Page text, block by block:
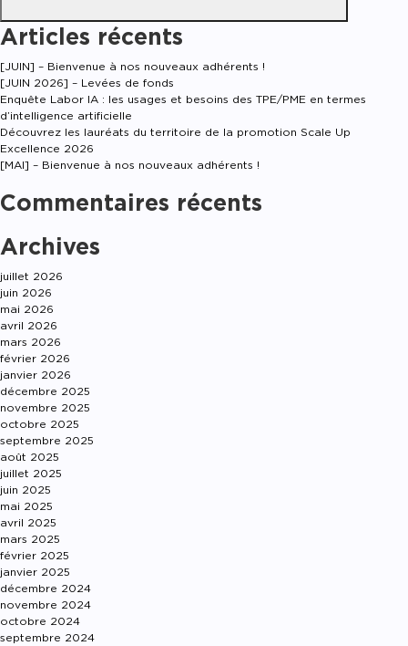
Articles récents
[JUIN] – Bienvenue à nos nouveaux adhérents !
[JUIN 2026] – Levées de fonds
Enquête Labor IA : les usages et besoins des TPE/PME en termes
d’intelligence artificielle
Découvrez les lauréats du territoire de la promotion Scale Up
Excellence 2026
[MAI] – Bienvenue à nos nouveaux adhérents !
Commentaires récents
Archives
juillet 2026
juin 2026
mai 2026
avril 2026
mars 2026
février 2026
janvier 2026
décembre 2025
novembre 2025
octobre 2025
septembre 2025
août 2025
juillet 2025
juin 2025
mai 2025
avril 2025
mars 2025
février 2025
janvier 2025
décembre 2024
novembre 2024
octobre 2024
septembre 2024